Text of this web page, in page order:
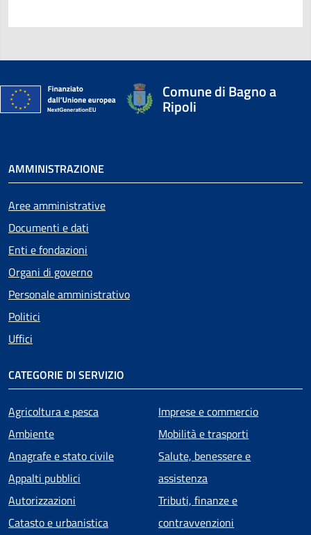
Comune di Bagno a
Ripoli
AMMINISTRAZIONE
Aree amministrative
Documenti e dati
Enti e fondazioni
Organi di governo
Personale amministrativo
Politici
Uffici
CATEGORIE DI SERVIZIO
Agricoltura e pesca
Ambiente
Anagrafe e stato civile
Appalti pubblici
Autorizzazioni
Catasto e urbanistica
Imprese e commercio
Mobilità e trasporti
Salute, benessere e
assistenza
Tributi, finanze e
contravvenzioni